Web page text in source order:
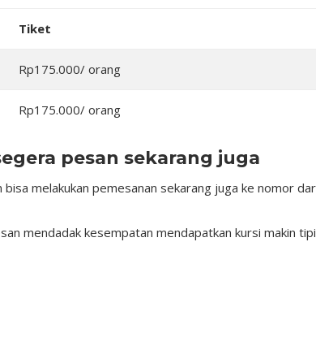
Tiket
Rp175.000/ orang
Rp175.000/ orang
pesan sekarang juga
melakukan pemesanan sekarang juga ke nomor
mendadak kesempatan mendapatkan kursi makin